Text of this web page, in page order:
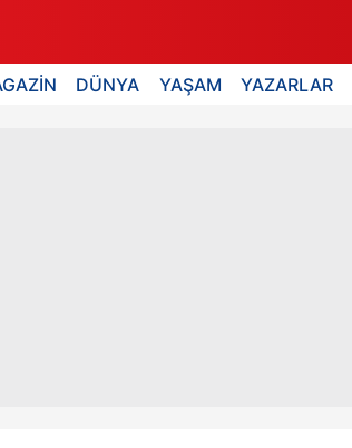
DÜNYA YAŞAM YAZARLAR